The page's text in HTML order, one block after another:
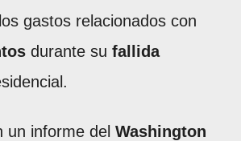
gastos relacionados con
durante su fallida
un informe del Washington